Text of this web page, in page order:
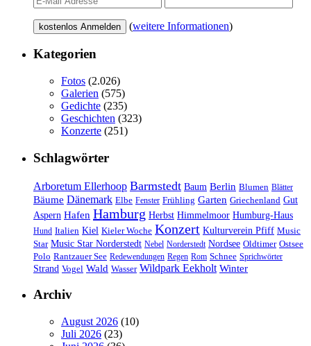
(weitere Informationen)
Kategorien
Fotos (2.026)
Galerien (575)
Gedichte (235)
Geschichten (323)
Konzerte (251)
Schlagwörter
Arboretum Ellerhoop Barmstedt Baum Berlin Blumen Blätter
Bäume Dänemark Elbe Fenster Frühling Garten Griechenland Gut
Aspern Hafen Hamburg Herbst Himmelmoor Humburg-Haus
Hund Italien Kiel Kieler Woche Konzert Kulturverein Pfiff Music
Star Music Star Norderstedt Nebel Norderstedt Nordsee Oldtimer Ostsee
Polo Rantzauer See Redewendungen Regen Rom Schnee Sprichwörter
Strand Vogel Wald Wasser Wildpark Eekholt Winter
Archiv
August 2026 (10)
Juli 2026 (23)